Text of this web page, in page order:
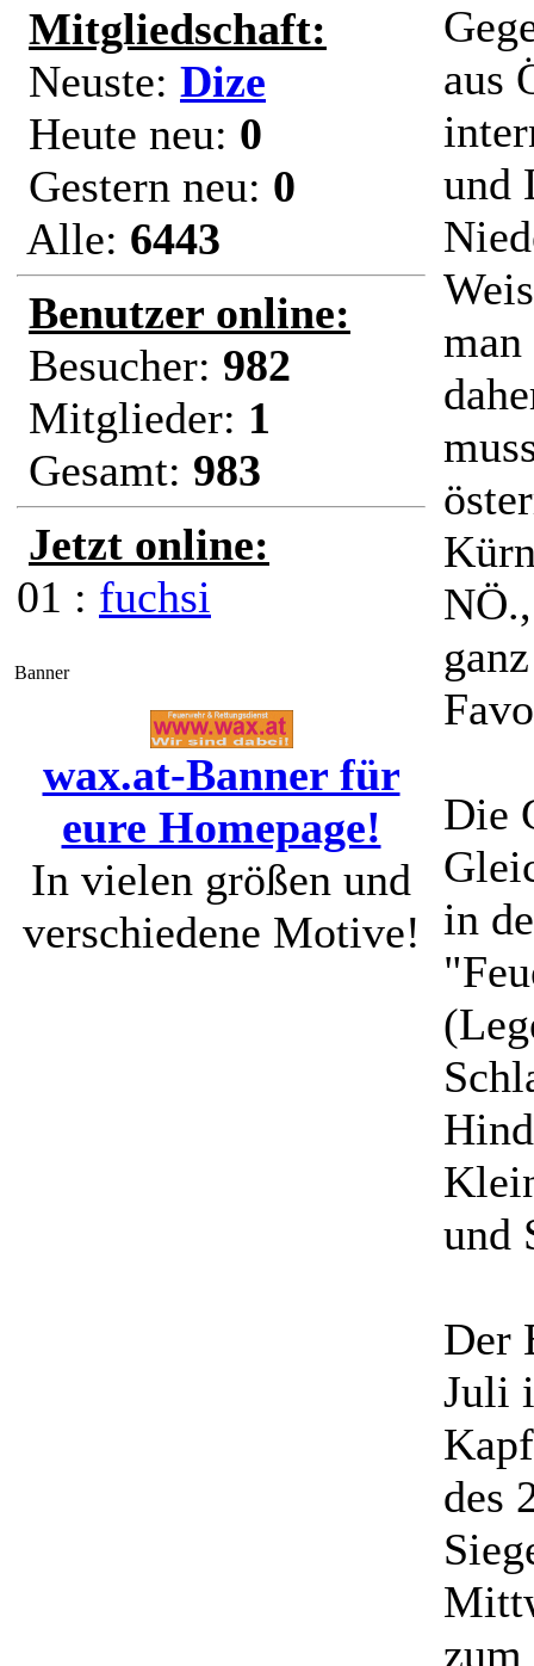
Mitgliedschaft:
Neuste: Dize
Heute neu: 0
Gestern neu: 0
Alle: 6443
Benutzer online:
Besucher: 982
Mitglieder: 1
Gesamt: 983
Jetzt online:
01 : fuchsi
Banner
wax.at-Banner für
eure Homepage!
In vielen größen und
verschiedene Motive!
aus
und
Die
in
und
Der
Juli
des
zum